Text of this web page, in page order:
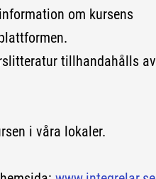
om kursens
tillhandahålls av
i våra lokaler.